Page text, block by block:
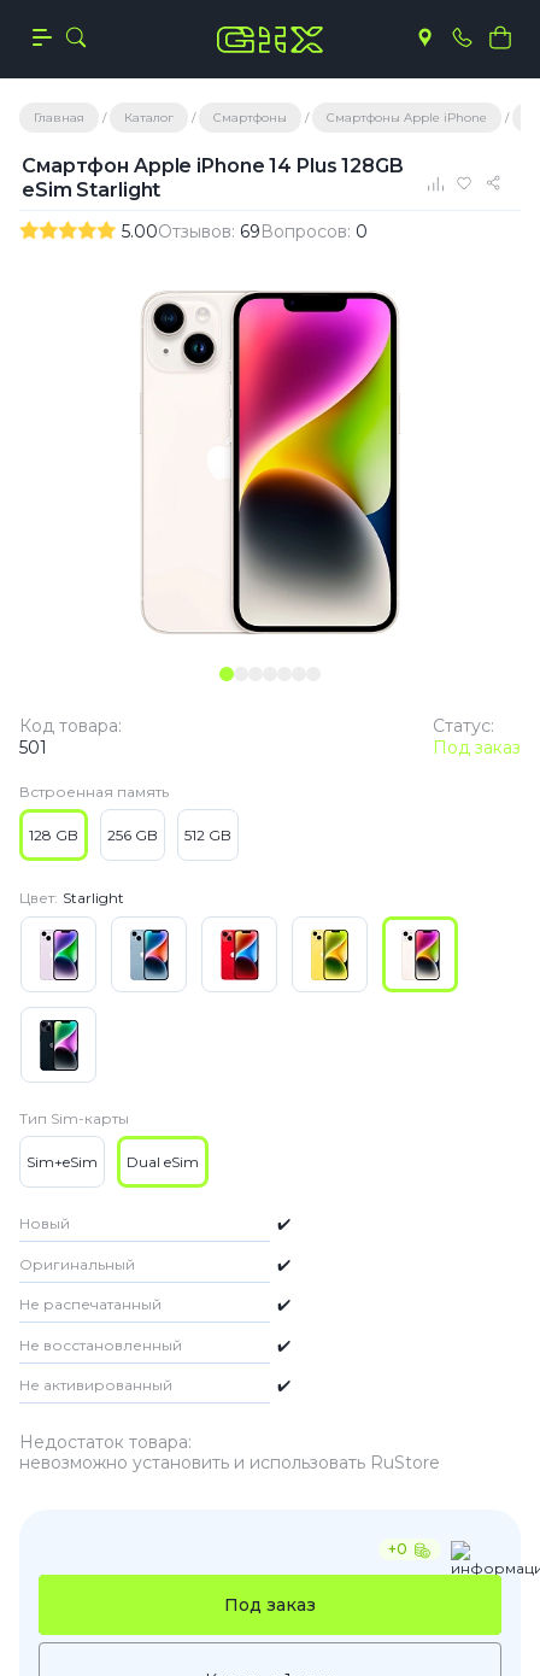
Главная Каталог Смартфоны Смартфоны Apple iPhone
Смартфон Apple iPhone 14 Plus 128GB
eSim Starlight
5.00Отзывов: 69Вопросов: 0
Статус:
Под заказ
Код товара:
501
Встроенная память
128 GB 256 GB 512 GB
Цвет: Starlight
Тип Sim-карты
Sim+eSim Dual eSim
Новый ✔️
Оригинальный ✔️
Не распечатанный ✔️
Не восстановленный ✔️
Не активированный ✔️
Недостаток товара:
невозможно установить и использовать RuStore
+0
Под заказ